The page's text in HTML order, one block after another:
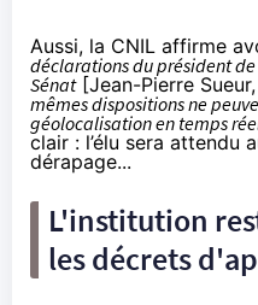
Aussi, la CNIL affirme
déclarations du président
Sénat[Jean-Pierre
mêmes dispositions ne
géolocalisation en temps
clair : l’élu sera attendu
dérapage...
L'institution
les décrets